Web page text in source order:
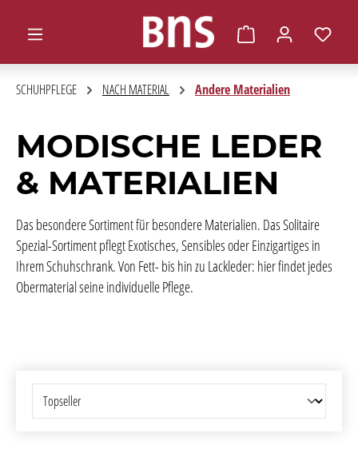
Warenkorb enthält
SCHUHPFLEGE NACH MATERIAL Andere Materialien
MODISCHE LEDER
& MATERIALIEN
Das besondere Sortiment für besondere Materialien. Das Solitaire
Spezial-Sortiment pflegt Exotisches, Sensibles oder Einzigartiges in
Ihrem Schuhschrank. Von Fett- bis hin zu Lackleder: hier findet jedes
Obermaterial seine individuelle Pflege.